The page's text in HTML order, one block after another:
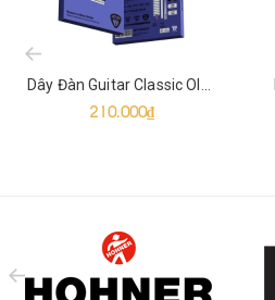
210.000₫